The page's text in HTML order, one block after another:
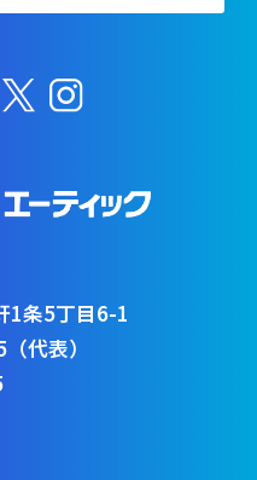
1条5丁目6-1
代表）